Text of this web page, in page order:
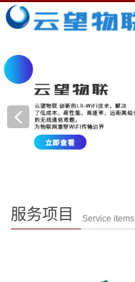
服务项目 Service items